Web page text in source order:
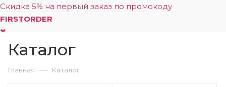
Скидка 5% на первый заказ по промокоду
FIRSTORDER
Каталог
Главная — Каталог